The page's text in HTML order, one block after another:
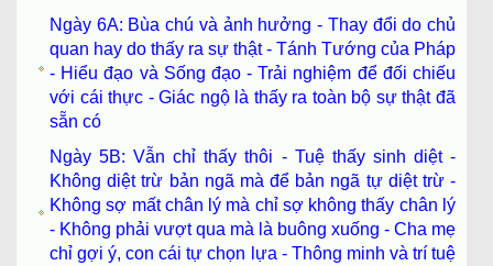
Ngày 6A: Bùa chú và ảnh hưởng - Thay đổi do chủ
quan hay do thấy ra sự thật - Tánh Tướng của Pháp
- Hiểu đạo và Sống đạo - Trải nghiệm để đối chiếu
với cái thực - Giác ngộ là thấy ra toàn bộ sự thật đã
sẵn có
Ngày 5B: Vẫn chỉ thấy thôi - Tuệ thấy sinh diệt -
Không diệt trừ bản ngã mà để bản ngã tự diệt trừ -
Không sợ mất chân lý mà chỉ sợ không thấy chân lý
- Không phải vượt qua mà là buông xuống - Cha mẹ
chỉ gợi ý, con cái tự chọn lựa - Thông minh và trí tuệ